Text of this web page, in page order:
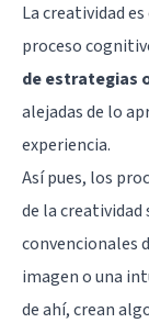
La creatividad
proceso
de estrategias
alejadas de lo
experiencia.
Así pues, los
de la creatividad
convencionales
imagen o una
de ahí, crean